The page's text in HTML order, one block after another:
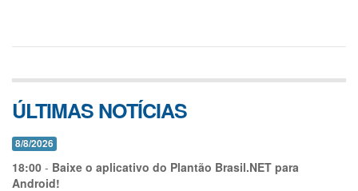
ÚLTIMAS NOTÍCIAS
8/8/2026
18:00 - Baixe o aplicativo do Plantão Brasil.NET para
Android!